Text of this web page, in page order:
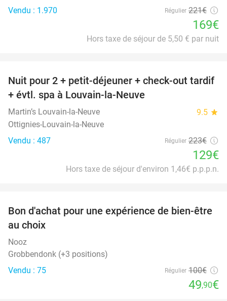
Vendu : 1.970
Régulier 221€
169€
Hors taxe de séjour de 5,50 € par nuit
42%
Nuit pour 2 + petit-déjeuner + check-out tardif
+ évtl. spa à Louvain-la-Neuve
Martin’s Louvain-la-Neuve 9.5 star
Ottignies-Louvain-la-Neuve
Vendu : 487
Régulier 223€
129€
Hors taxe de séjour d'environ 1,46€ p.p.p.n.
50%
Bon d'achat pour une expérience de bien-être
au choix
Nooz
Grobbendonk (+3 positions)
Vendu : 75
Régulier 100€
49,90€